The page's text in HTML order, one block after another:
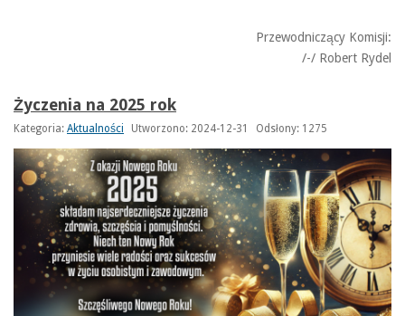
Przewodniczący Komisji:
/-/ Robert Rydel
Życzenia na 2025 rok
Kategoria: Aktualności Utworzono: 2024-12-31 Odsłony: 1275